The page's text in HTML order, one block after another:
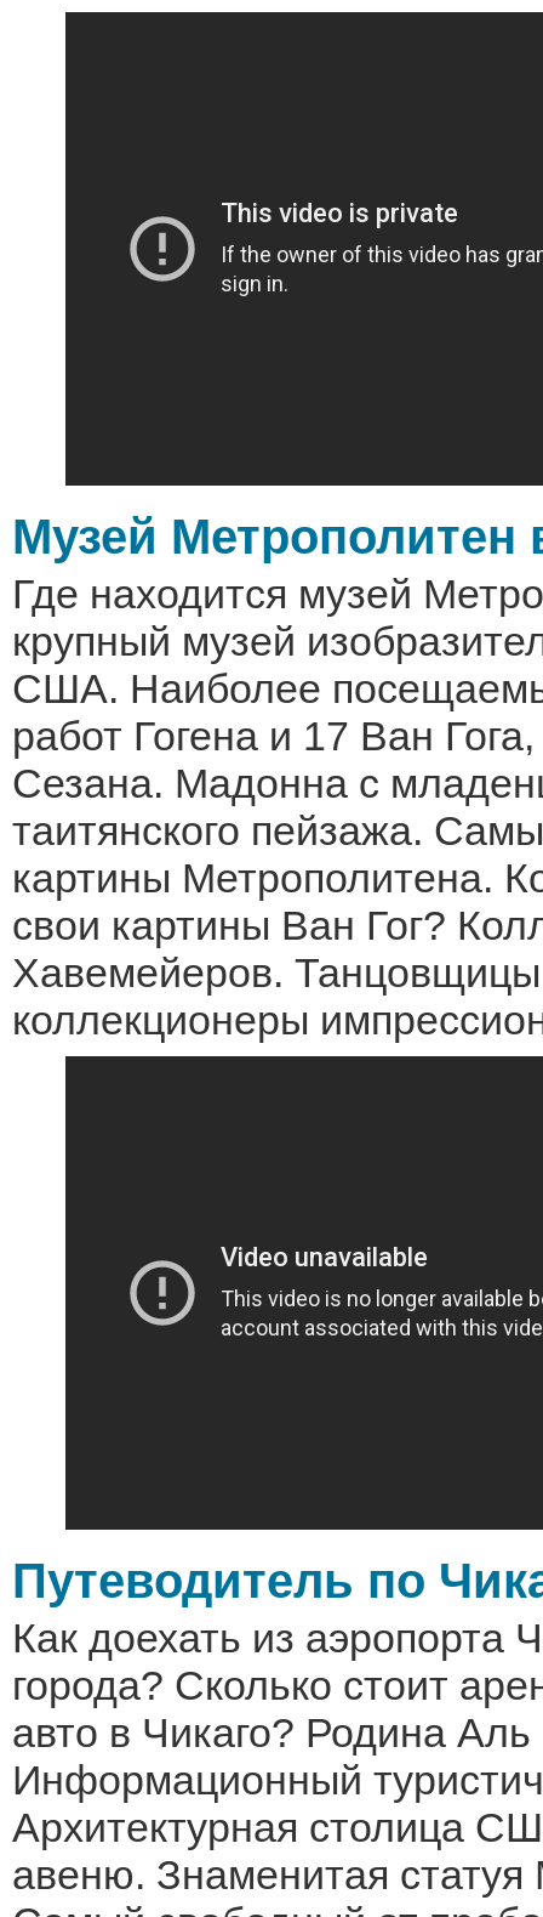
Музей
Где находится музей
крупный музей
США. Наиболее
работ Гогена и 17 Ван
Сезана. Мадонна с
таитянского пейзажа.
картины Метрополитена.
свои картины Ван Гог?
Хавемейеров.
коллекционеры
Путеводитель по
Как доехать из аэропорта
города? Сколько стоит
авто в Чикаго? Родина
Информационный
Архитектурная столица
авеню. Знаменитая